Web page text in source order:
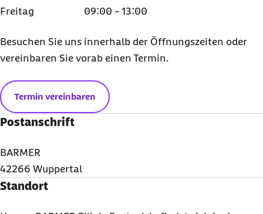
Freitag
09:00 - 13:00
Besuchen Sie uns innerhalb der Öffnungszeiten oder
vereinbaren Sie vorab einen Termin.
Termin vereinbaren
Postanschrift
BARMER
42266 Wuppertal
Standort